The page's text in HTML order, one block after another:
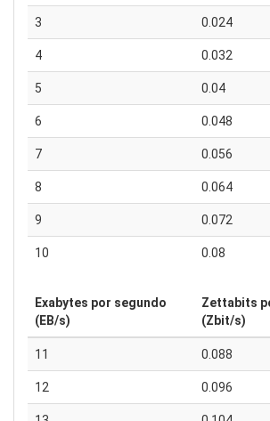
3 0.024
4 0.032
5 0.04
6 0.048
7 0.056
8 0.064
9 0.072
10 0.08
Exabytes por segundo
(EB/s)
Zettabits
(Zbit/s)
11 0.088
12 0.096